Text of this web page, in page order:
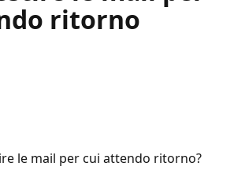
ritorno
le mail per cui attendo ritorno?